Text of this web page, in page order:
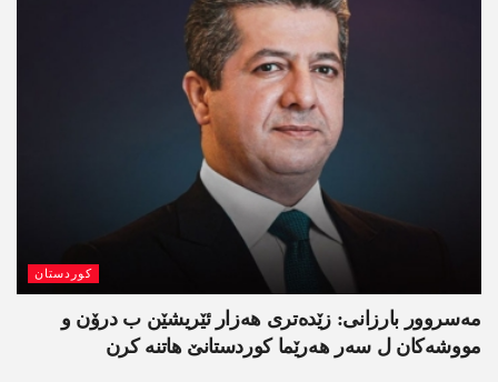
کوردستان
مەسروور بارزانی: زێدەتری ھەزار ئێریشێن ب درۆن و
مووشەکان ل سەر ھەرێما کوردستانێ ھاتنە کرن